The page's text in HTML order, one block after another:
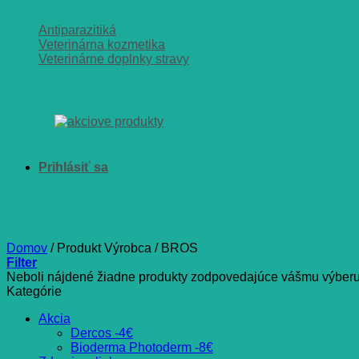
Antiparazitiká
Veterinárna kozmetika
Veterinárne doplnky stravy
Domov /Produkt Výrobca /BROS
Filter
Neboli nájdené žiadne produkty zodpovedajúce vášmu
Kategórie
Akcia
Dercos -4€
Bioderma Photoderm -8€